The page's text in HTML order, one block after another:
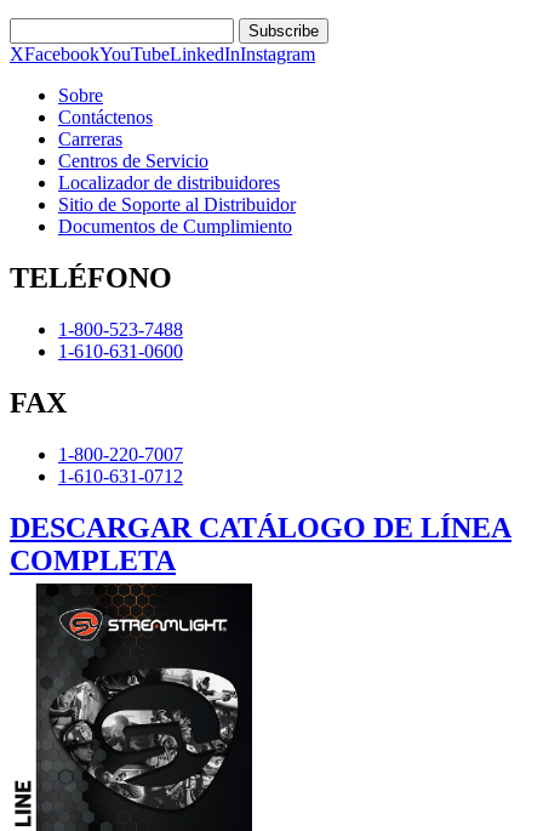
Subscribe
XFacebookYouTubeLinkedInInstagram
Sobre
Contáctenos
Carreras
Centros de Servicio
Localizador de distribuidores
Sitio de Soporte al Distribuidor
Documentos de Cumplimiento
TELÉFONO
1-800-523-7488
1-610-631-0600
FAX
1-800-220-7007
1-610-631-0712
DESCARGAR CATÁLOGO DE LÍNEA
COMPLETA